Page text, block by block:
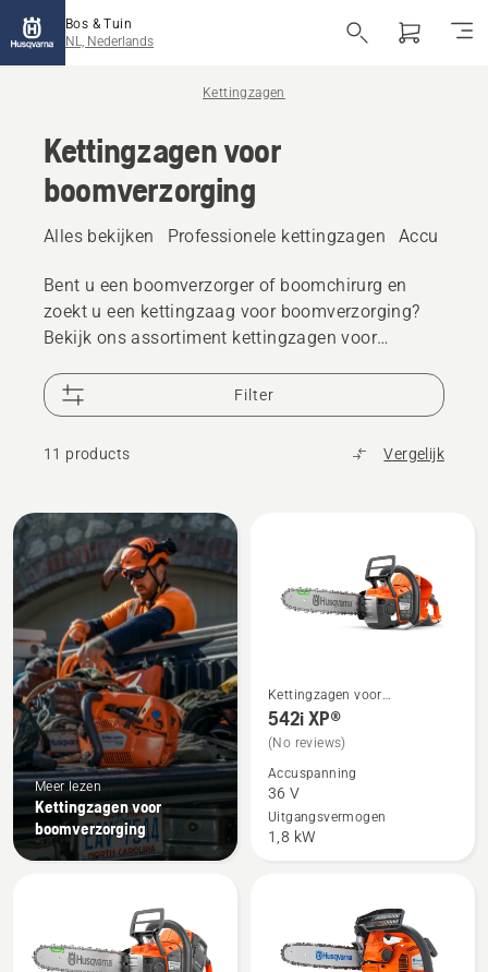
Bos & Tuin
NL, Nederlands
Kettingzagen
Kettingzagen voor
boomverzorging
Alles bekijken Professionele kettingzagen Accu
Bent u een boomverzorger of boomchirurg en
zoekt u een kettingzaag voor boomverzorging?
Bekijk ons assortiment kettingzagen voor
zowel benzine- als accu-uitvoering, met X-
Precision™- en X-CUT™-kettingen om uw
zaagcapaciteit verder te vergroten.
Filter
11 products Vergelijk
Bekijk
alle
producten
Meer lezen
Kettingzagen voor
boomverzorging
Bekijk
meer
details
over
542i
XP®
Kettingzagen voor
boomverzorging
542i XP®
(No reviews)
Accuspanning
36 V
Uitgangsvermogen
1,8 kW